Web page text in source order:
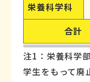
栄養科学科
合計
注1：栄養科学
学生をもって廃